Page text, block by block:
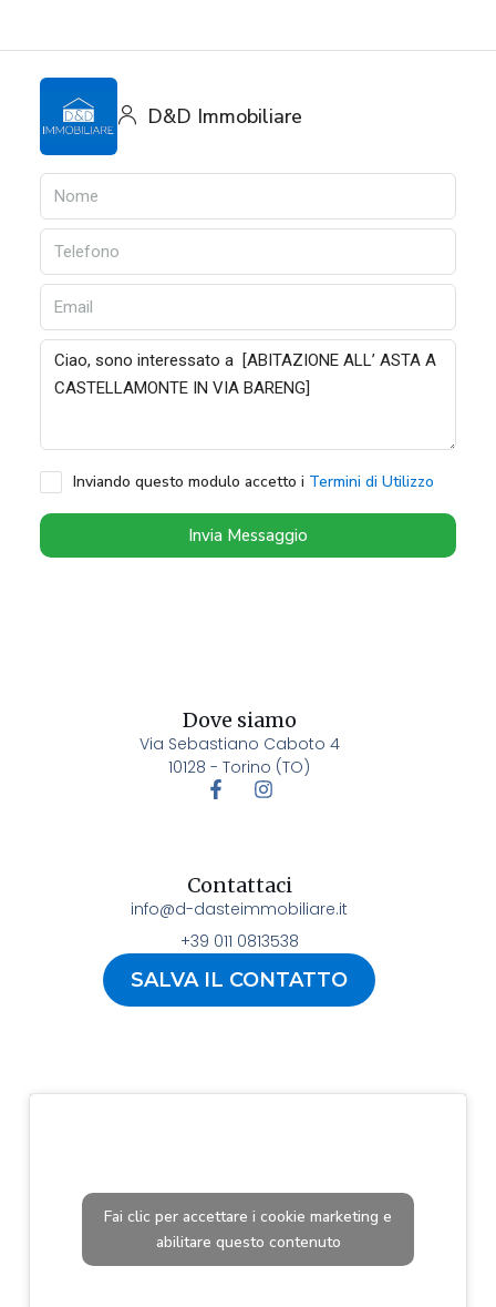
D&D Immobiliare
Inviando questo modulo accetto i Termini di Utilizzo
Invia Messaggio
Dove siamo
Via Sebastiano Caboto 4
10128 - Torino (TO)
Contattaci
info@d-dasteimmobiliare.it
+39 011 0813538
SALVA IL CONTATTO
Fai clic per accettare i cookie marketing e
abilitare questo contenuto